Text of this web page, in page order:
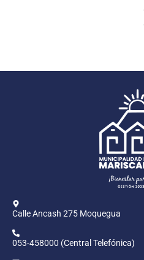
Calle Ancash 275 Moquegua
053-458000 (Central Telefónica)